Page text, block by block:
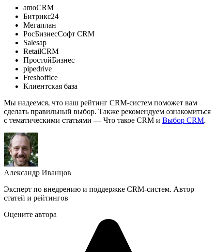
amoCRM
Битрикс24
Мегаплан
РосБизнесСофт CRM
Salesap
RetailCRM
ПростойБизнес
pipedrive
Freshoffice
Клиентская база
Мы надеемся, что наш рейтинг CRM-систем поможет вам
сделать правильный выбор. Также рекомендуем ознакомиться
с тематическими статьями — Что такое CRM и Выбор CRM.
Александр Иванцов
Эксперт по внедрению и поддержке CRM-систем. Автор
статей и рейтингов
Оцените автора